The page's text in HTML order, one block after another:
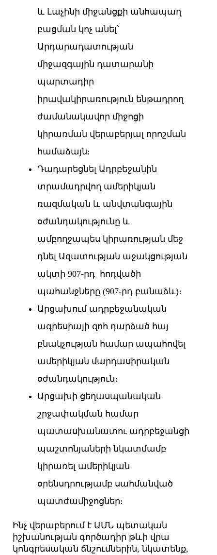
և Լաչինի միջանցքի անհապաղ
բացման կոչ անել՝
Արդարադատության
միջազգային դատարանի
պարտադիր
իրավակիրառություն ենթադրող
ժամանակավոր միջոցի
կիրառման վերաբերյալ որոշման
համաձայն։
Դադարեցնել Ադրբեջանին
տրամադրվող ամերիկյան
ռազմական և անվտանգային
օժանդակությունը և
ամբողջապես կիրառության մեջ
դնել Ազատության աջակցության
ակտի 907-րդ հոդվածի
պահանջները (907-րդ բանաձև)։
Արցախում ադրբեջանական
ագրեսիայի զոհ դարձած հայ
բնակչության համար ապահովել
ամերիկյան մարդասիրական
օժանդակություն։
Արցախի ցեղասպանական
շրջափակման համար
պատասխանատու ադրբեջանցի
պաշտոնյաների նկատմամբ
կիրառել ամերիկյան
օրենսդրությամբ սահմանված
պատժամիջոցներ։
Ինչ վերաբերում է ԱՄՆ պետական
իշխանության գործադիր թևի վրա
կոնգրեսական ճնշումներին, նկատենք,